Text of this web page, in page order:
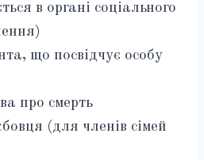
в органі соціального
що посвідчує особу
про смерть
(для членів сімей